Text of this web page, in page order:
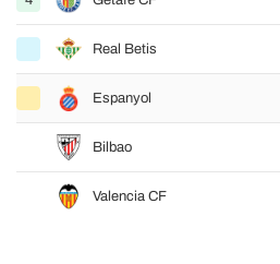
Real Betis
Espanyol
Bilbao
Valencia CF